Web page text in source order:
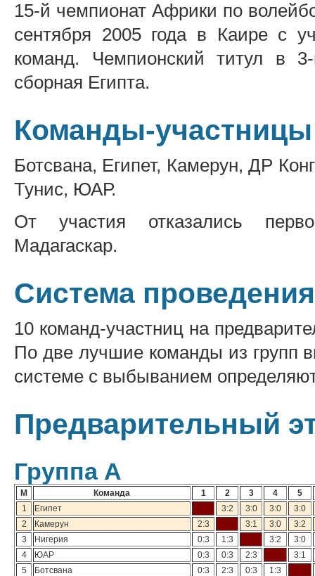
15-й чемпионат Африки по
сентября 2005 года в Каире с
команд. Чемпионский титул в
сборная Египта.
Команды-участницы
Ботсвана, Египет, Камерун, ДР
Тунис, ЮАР.
От участия отказались
Мадагаскар.
Система
10 команд-участниц на
По две лучшие команды из групп
системе с выбыванием
Предварительный
Группа А
М Команда 1 2 3 4
5
1
Египет 3:2 3:0 3:0
3:0
2
Камерун 2:3 3:1 3:0
3:2
3
Нигерия 0:3 1:3 3:2
3:0
4
ЮАР 0:3 0:3 2:3
3:1
5
Ботсвана 0:3 2:3 0:3 1:3